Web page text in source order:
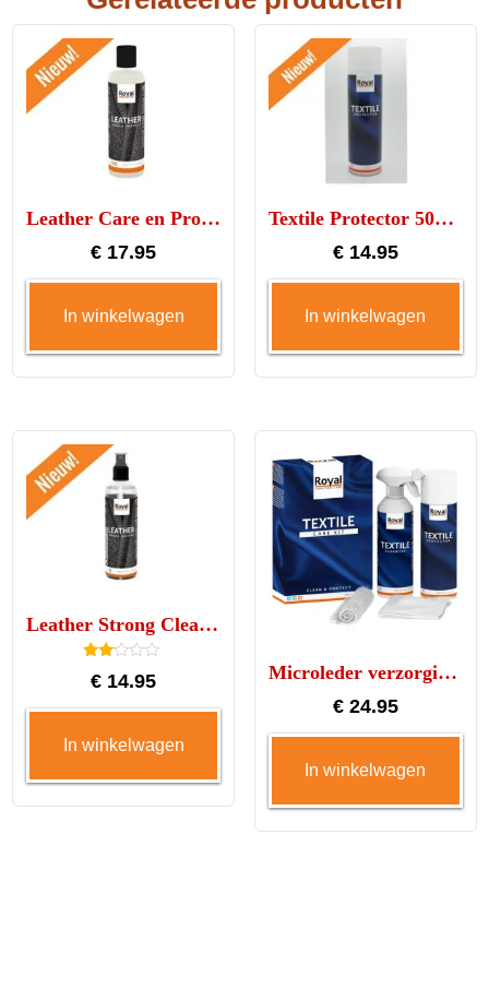
Leather Care en Protect
€ 17.95
In winkelwagen
Textile Protector 500ml
€14.95
In winkelwagen
Leather Strong Cleaner 250ml
aard
2.00
€ 14.95
In winkelwagen
Microleder verzorgingskit voor 2 tot 3 zitplaatsen
€24.95
In winkelwagen